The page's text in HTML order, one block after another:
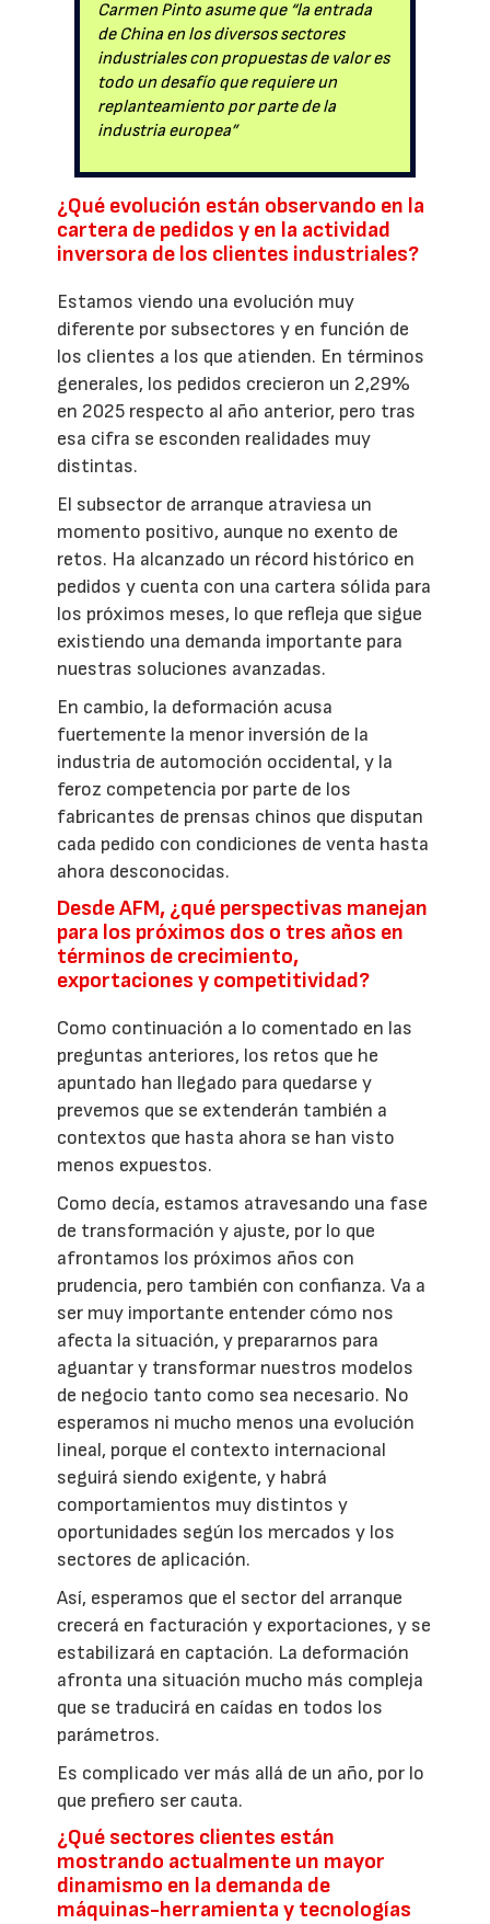
Carmen Pinto asume que “la entrada
de China en los diversos sectores
industriales con propuestas de valor es
todo un desafío que requiere un
replanteamiento por parte de la
industria europea”
¿Qué evolución están observando en la
cartera de pedidos y en la actividad
inversora de los clientes industriales?
Estamos viendo una evolución muy
diferente por subsectores y en función de
los clientes a los que atienden. En términos
generales, los pedidos crecieron un 2,29%
en 2025 respecto al año anterior, pero tras
esa cifra se esconden realidades muy
distintas.
El subsector de arranque atraviesa un
momento positivo, aunque no exento de
retos. Ha alcanzado un récord histórico en
pedidos y cuenta con una cartera sólida para
los próximos meses, lo que refleja que sigue
existiendo una demanda importante para
nuestras soluciones avanzadas.
En cambio, la deformación acusa
fuertemente la menor inversión de la
industria de automoción occidental, y la
feroz competencia por parte de los
fabricantes de prensas chinos que disputan
cada pedido con condiciones de venta hasta
ahora desconocidas.
Desde AFM, ¿qué perspectivas manejan
para los próximos dos o tres años en
términos de crecimiento,
exportaciones y competitividad?
Como continuación a lo comentado en las
preguntas anteriores, los retos que he
apuntado han llegado para quedarse y
prevemos que se extenderán también a
contextos que hasta ahora se han visto
menos expuestos.
Como decía, estamos atravesando una fase
de transformación y ajuste, por lo que
afrontamos los próximos años con
prudencia, pero también con confianza. Va a
ser muy importante entender cómo nos
afecta la situación, y prepararnos para
aguantar y transformar nuestros modelos
de negocio tanto como sea necesario. No
esperamos ni mucho menos una evolución
lineal, porque el contexto internacional
seguirá siendo exigente, y habrá
comportamientos muy distintos y
oportunidades según los mercados y los
sectores de aplicación.
Así, esperamos que el sector del arranque
crecerá en facturación y exportaciones, y se
estabilizará en captación. La deformación
afronta una situación mucho más compleja
que se traducirá en caídas en todos los
parámetros.
Es complicado ver más allá de un año, por lo
que prefiero ser cauta.
¿Qué sectores clientes están
mostrando actualmente un mayor
dinamismo en la demanda de
máquinas-herramienta y tecnologías